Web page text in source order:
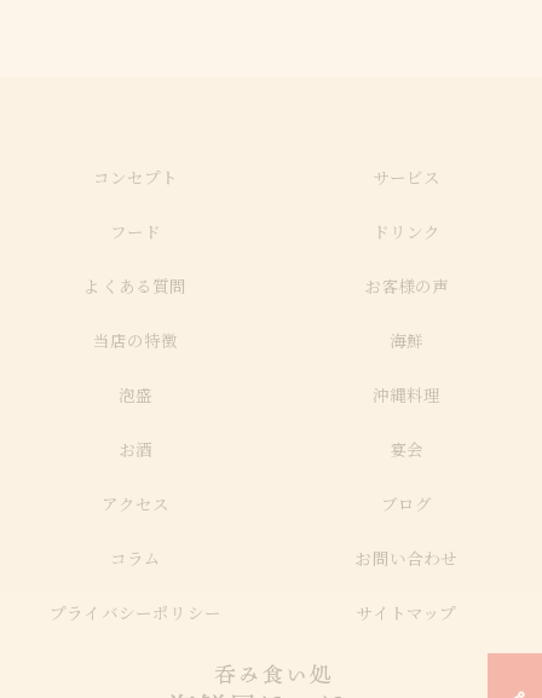
コンセプト サービス
フード ドリンク
よくある質問 お客様の声
当店の特徴 海鮮
泡盛 沖縄料理
お酒 宴会
アクセス ブログ
コラム お問い合わせ
プライバシーポリシー サイトマップ